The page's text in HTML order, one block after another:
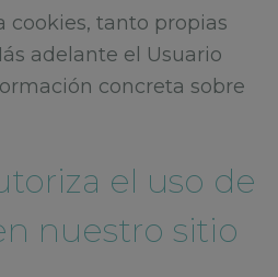
cookies, tanto propias
adelante el Usuario
concreta sobre
el uso de
nuestro sitio